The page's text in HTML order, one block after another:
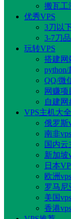
搬瓦工
优秀VPS
3刀以
3-7刀
玩转VPS
搭建网
python/
QQ/微
网赚项
自建网
VPS主机大全
俄罗斯
南非vps
国内云
新加坡
日本
欧洲vps
罗马尼
美国vps
香港vps